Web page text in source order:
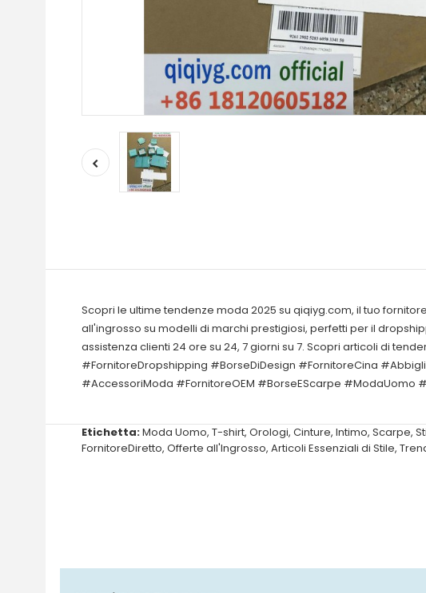
Scopri le ultime tendenze moda 2025 su qiqiyg.com, il tuo
all'ingrosso su modelli di marchi prestigiosi, perfetti per il
assistenza clienti 24 ore su 24, 7 giorni su 7. Scopri articoli di
#FornitoreDropshipping #BorseDiDesign #FornitoreCina
#AccessoriModa #FornitoreOEM #BorseEScarpe #ModaUomo
Etichetta:Moda Uomo, T-shirt, Orologi, Cinture, Intimo, Scarpe,
FornitoreDiretto, Offerte all'Ingrosso, Articoli Essenziali di Stile,